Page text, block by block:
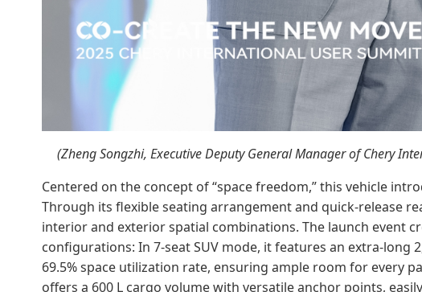
(Zheng Songzhi, Executive Deputy General Manager of Chery
Centered on the concept of “space freedom,” this vehicle
Through its flexible seating arrangement and quick-release
interior and exterior spatial combinations. The launch event
configurations: In 7-seat SUV mode, it features an extra-long
69.5% space utilization rate, ensuring ample room for every
offers a 600 L cargo volume with versatile anchor points,